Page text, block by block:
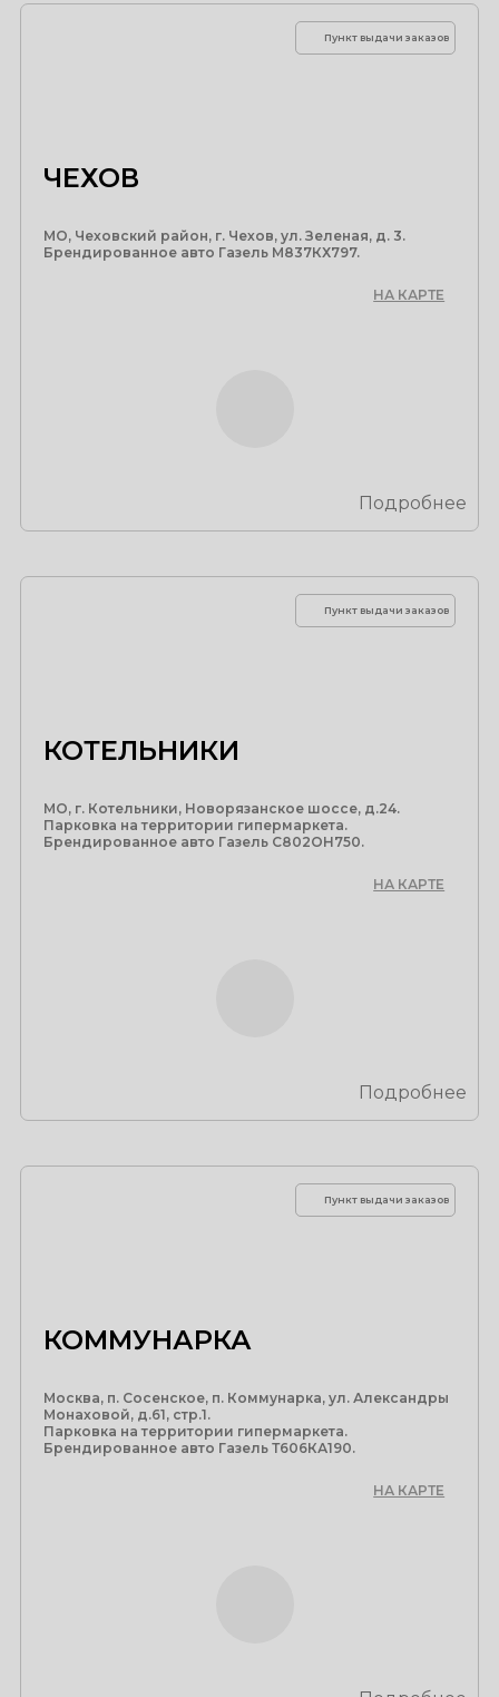
Пункт выдачи заказов
ЧЕХОВ
МО, Чеховский район, г. Чехов, ул. Зеленая, д. 3.
Брендированное авто Газель М837КХ797.
НА КАРТЕ
Подробнее
Пункт выдачи заказов
КОТЕЛЬНИКИ
МО, г. Котельники, Новорязанское шоссе, д.24.
Парковка на территории гипермаркета.
Брендированное авто Газель С802ОН750.
НА КАРТЕ
Подробнее
Пункт выдачи заказов
КОММУНАРКА
Москва, п. Сосенское, п. Коммунарка, ул. Александры
Монаховой, д.61, стр.1.
Парковка на территории гипермаркета.
Брендированное авто Газель Т606КА190.
НА КАРТЕ